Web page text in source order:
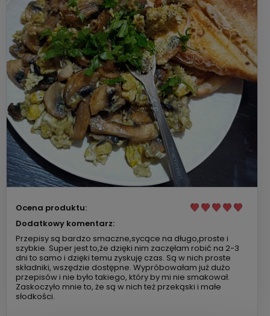
Ocena produktu:
Dodatkowy komentarz:
Przepisy są bardzo smaczne,sycące na długo,proste i
szybkie. Super jest to,że dzięki nim zaczęłam robić na 2-3
dni to samo i dzięki temu zyskuję czas. Są w nich proste
składniki, wszędzie dostępne. Wypróbowałam już dużo
przepisów i nie było takiego, który by mi nie smakował.
Zaskoczyło mnie to, że są w nich też przekąski i małe
słodkości.